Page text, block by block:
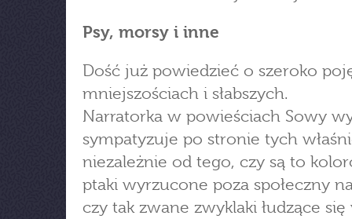
Psy, morsy i inne
Dość już powiedzieć o szeroko
mniejszościach i słabszych.
Narratorka w powieściach Sowy
sympatyzuje po stronie tych
niezależnie od tego, czy są to
ptaki wyrzucone poza społeczny
czy tak zwane zwyklaki łudzące się